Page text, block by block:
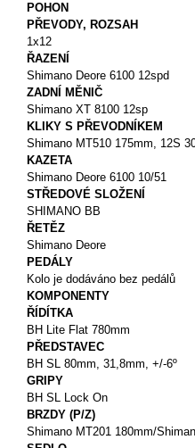
POHON
PŘEVODY, ROZSAH
1x12
ŘAZENÍ
Shimano Deore 6100 12spd
ZADNÍ MĚNIČ
Shimano XT 8100 12sp
KLIKY S PŘEVODNÍKEM
Shimano MT510 175mm, 12S
KAZETA
Shimano Deore 6100 10/51
STŘEDOVÉ SLOŽENÍ
SHIMANO BB
ŘETĚZ
Shimano Deore
PEDÁLY
Kolo je dodáváno bez pedálů
KOMPONENTY
ŘÍDÍTKA
BH Lite Flat 780mm
PŘEDSTAVEC
BH SL 80mm, 31,8mm, +/-6º
GRIPY
BH SL Lock On
BRZDY (P/Z)
Shimano MT201 180mm/